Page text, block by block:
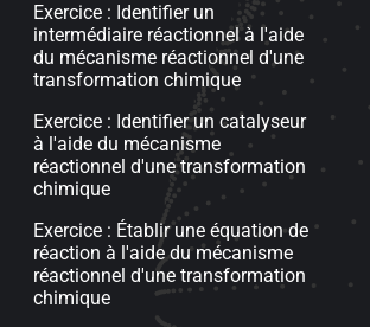
Exercice : Identifier un
intermédiaire réactionnel à l'aide
du mécanisme réactionnel d'une
transformation chimique
Exercice : Identifier un catalyseur
à l'aide du mécanisme
réactionnel d'une transformation
chimique
Exercice : Établir une équation de
réaction à l'aide du mécanisme
réactionnel d'une transformation
chimique